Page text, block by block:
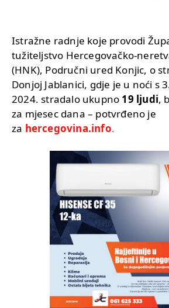
Istražne radnje koje provodi
tužiteljstvo Hercegovačko-
(HNK), Područni ured Konjic, o
Donjoj Jablanici, gdje je u noći s
2024. stradalo ukupno 19 ljudi,
za mjesec dana – potvrđeno je
za hercegovina.info.